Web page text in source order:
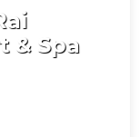
& Spa